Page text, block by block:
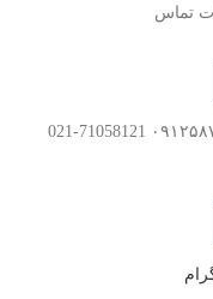
تماس
021-71058121